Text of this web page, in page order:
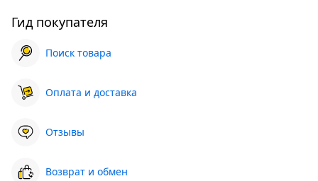
Гид покупателя
Поиск товара
Оплата и доставка
Отзывы
Возврат и обмен